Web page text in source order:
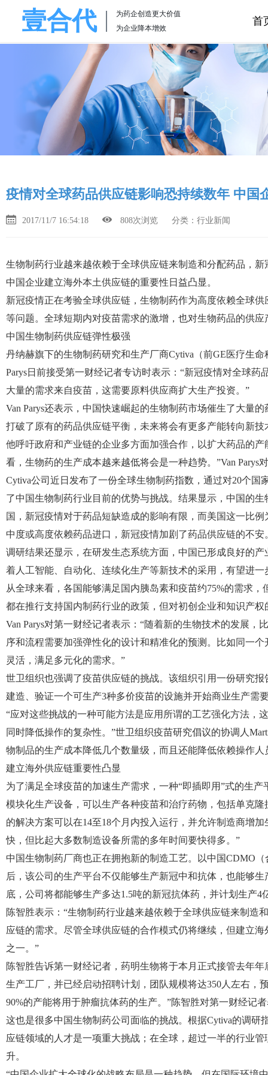
壹合代
为药企创造更大价值
为企业降本增效
首
疫情对全球药品供应链影响恐持续数年 中国
2017/11/7 16:54:18 808次浏览 分类：行业新闻
生物制药行业越来越依赖于全球供应链来制造和分配药品，
中国企业建立海外本土供应链的重要性日益凸显。
新冠疫情正在考验全球供应链，生物制药作为高度依赖全球
等问题。全球短期内对疫苗需求的激增，也对生物药品的供
中国生物制药供应链弹性极强
丹纳赫旗下的生物制药研究和生产厂商Cytiva（前GE医疗生
Parys日前接受第一财经记者专访时表示：“新冠疫情对全球
大量的需求来自疫苗，这需要原料供应商扩大生产投资。”
Van Parys还表示，中国快速崛起的生物制药市场催生了大量
打破了原有的药品供应链平衡，未来将会有更多产能转向新技
他呼吁政府和产业链的企业多方面加强合作，以扩大药品的
看，生物药的生产成本越来越低将会是一种趋势。”Van Parys
Cytiva公司近日发布了一份全球生物制药指数，通过对20个
了中国生物制药行业目前的优势与挑战。结果显示，中国的
国，新冠疫情对于药品短缺造成的影响有限，而美国这一比
中度或高度依赖药品进口，新冠疫情加剧了药品供应链的不安
调研结果还显示，在研发生态系统方面，中国已形成良好的
着人工智能、自动化、连续化生产等新技术的采用，有望进一
从全球来看，各国能够满足国内胰岛素和疫苗约75%的需求
都在推行支持国内制药行业的政策，但对初创企业和知识产
Van Parys对第一财经记者表示：“随着新的生物技术的发展
序和流程需要加强弹性化的设计和精准化的预测。比如同一
灵活，满足多元化的需求。”
世卫组织也强调了疫苗供应链的挑战。该组织引用一份研究
建造、验证一个可生产3种多价疫苗的设施并开始商业生产需
“应对这些挑战的一种可能方法是应用所谓的工艺强化方法，
同时降低操作的复杂性。”世卫组织疫苗研究倡议的协调人
物制品的生产成本降低几个数量级，而且还能降低依赖操作人
建立海外供应链重要性凸显
为了满足全球疫苗的加速生产需求，一种“即插即用”式的生
模块化生产设备，可以生产各种疫苗和治疗药物，包括单克
的解决方案可以在14至18个月内投入运行，并允许制造商增
快，但比起大多数制造设备所需的多年时间要快得多。”
中国生物制药厂商也正在拥抱新的制造工艺。以中国CDMO
后，该公司的生产平台不仅能够生产新冠中和抗体，也能够
底，公司将都能够生产多达1.5吨的新冠抗体药，并计划生产
陈智胜表示：“生物制药行业越来越依赖于全球供应链来制造
应链的需求。尽管全球供应链的合作模式仍将继续，但建立
之一。”
陈智胜告诉第一财经记者，药明生物将于本月正式接管去年
生产工厂，并已经启动招聘计划，团队规模将达350人左右，
90%的产能将用于肿瘤抗体药的生产。”陈智胜对第一财经记
这也是很多中国生物制药公司面临的挑战。根据Cytiva的调
应链领域的人才是一项重大挑战；在全球，超过一半的行业
升。